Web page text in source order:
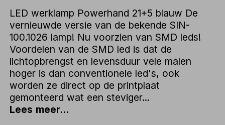
LED werklamp Powerhand 21+5 blauw De
vernieuwde versie van de bekende SIN-
100.1026 lamp! Nu voorzien van SMD leds!
Voordelen van de SMD led is dat de
lichtopbrengst en levensduur vele malen
hoger is dan conventionele led's, ook
worden ze direct op de printplaat
gemonteerd wat een steviger...
Lees meer...